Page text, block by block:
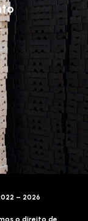
– 2026